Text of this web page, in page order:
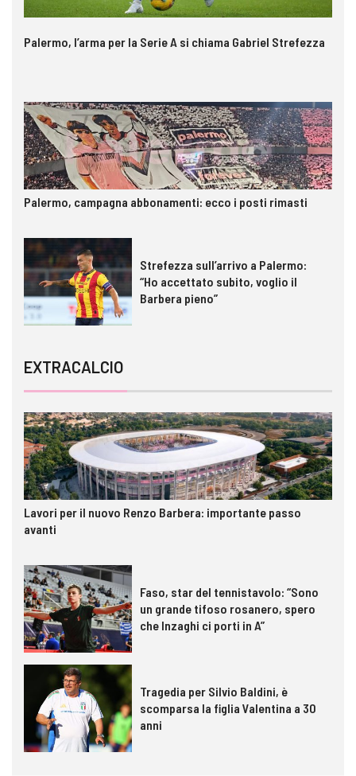
Palermo, l’arma per la Serie A si chiama Gabriel Strefezza
Palermo, campagna abbonamenti: ecco i posti rimasti
Strefezza sull’arrivo a Palermo:
“Ho accettato subito, voglio il
Barbera pieno”
EXTRACALCIO
Lavori per il nuovo Renzo Barbera: importante passo
avanti
Faso, star del tennistavolo: “Sono
un grande tifoso rosanero, spero
che Inzaghi ci porti in A”
Tragedia per Silvio Baldini, è
scomparsa la figlia Valentina a 30
anni